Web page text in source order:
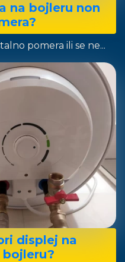
na bojleru non
pomera ili se ne...
displej na